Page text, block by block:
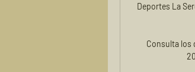
Deportes La
Consulta los